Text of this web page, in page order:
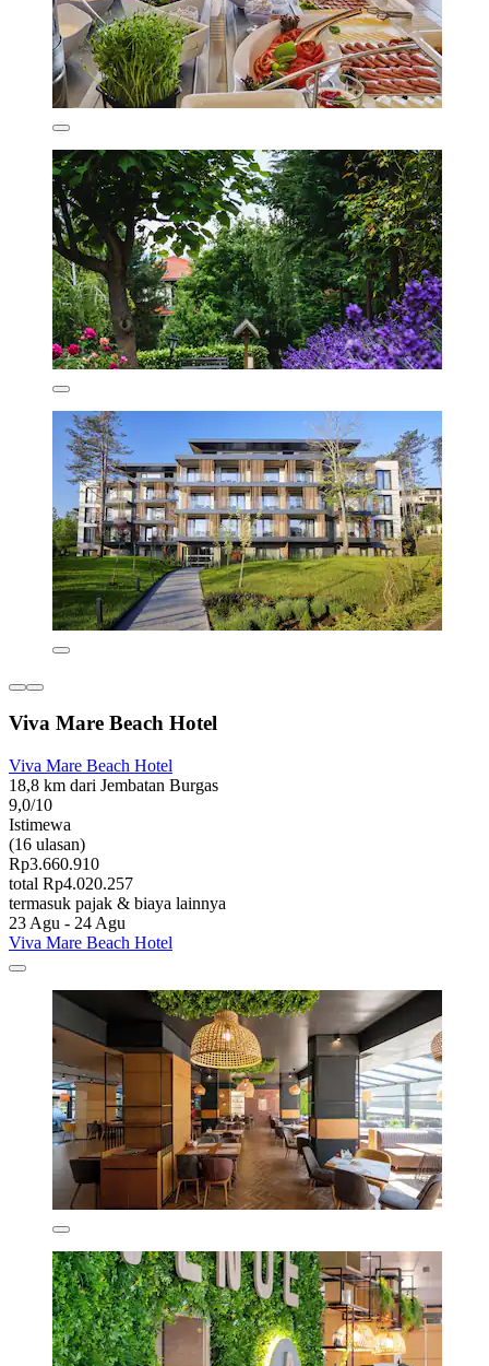
Viva Mare Beach Hotel
Viva Mare Beach Hotel
18,8 km dari Jembatan Burgas
9,0/10
Istimewa
(16 ulasan)
Rp3.660.910
total Rp4.020.257
termasuk pajak & biaya lainnya
23 Agu - 24 Agu
Viva Mare Beach Hotel